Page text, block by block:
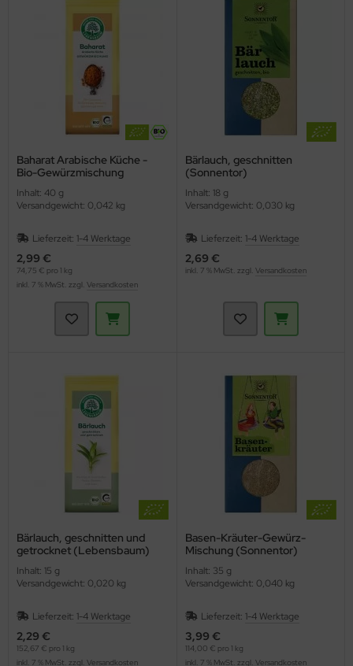
Baharat Arabische Küche -
Bio-Gewürzmischung
Inhalt: 40 g
Versandgewicht: 0,042 kg
Lieferzeit: 1-4 Werktage
2,99 €
74,75 € pro 1 kg
inkl. 7 % MwSt. zzgl. Versandkosten
Bärlauch, geschnitten
(Sonnentor)
Inhalt: 18 g
Versandgewicht: 0,030 kg
Lieferzeit: 1-4 Werktage
2,69 €
inkl. 7 % MwSt. zzgl. Versandkosten
Bärlauch, geschnitten und
getrocknet (Lebensbaum)
Inhalt: 15 g
Versandgewicht: 0,020 kg
Lieferzeit: 1-4 Werktage
2,29 €
152,67 € pro 1 kg
inkl. 7 % MwSt. zzgl. Versandkosten
Basen-Kräuter-Gewürz-
Mischung (Sonnentor)
Inhalt: 35 g
Versandgewicht: 0,040 kg
Lieferzeit: 1-4 Werktage
3,99 €
114,00 € pro 1 kg
inkl. 7 % MwSt. zzgl. Versandkosten